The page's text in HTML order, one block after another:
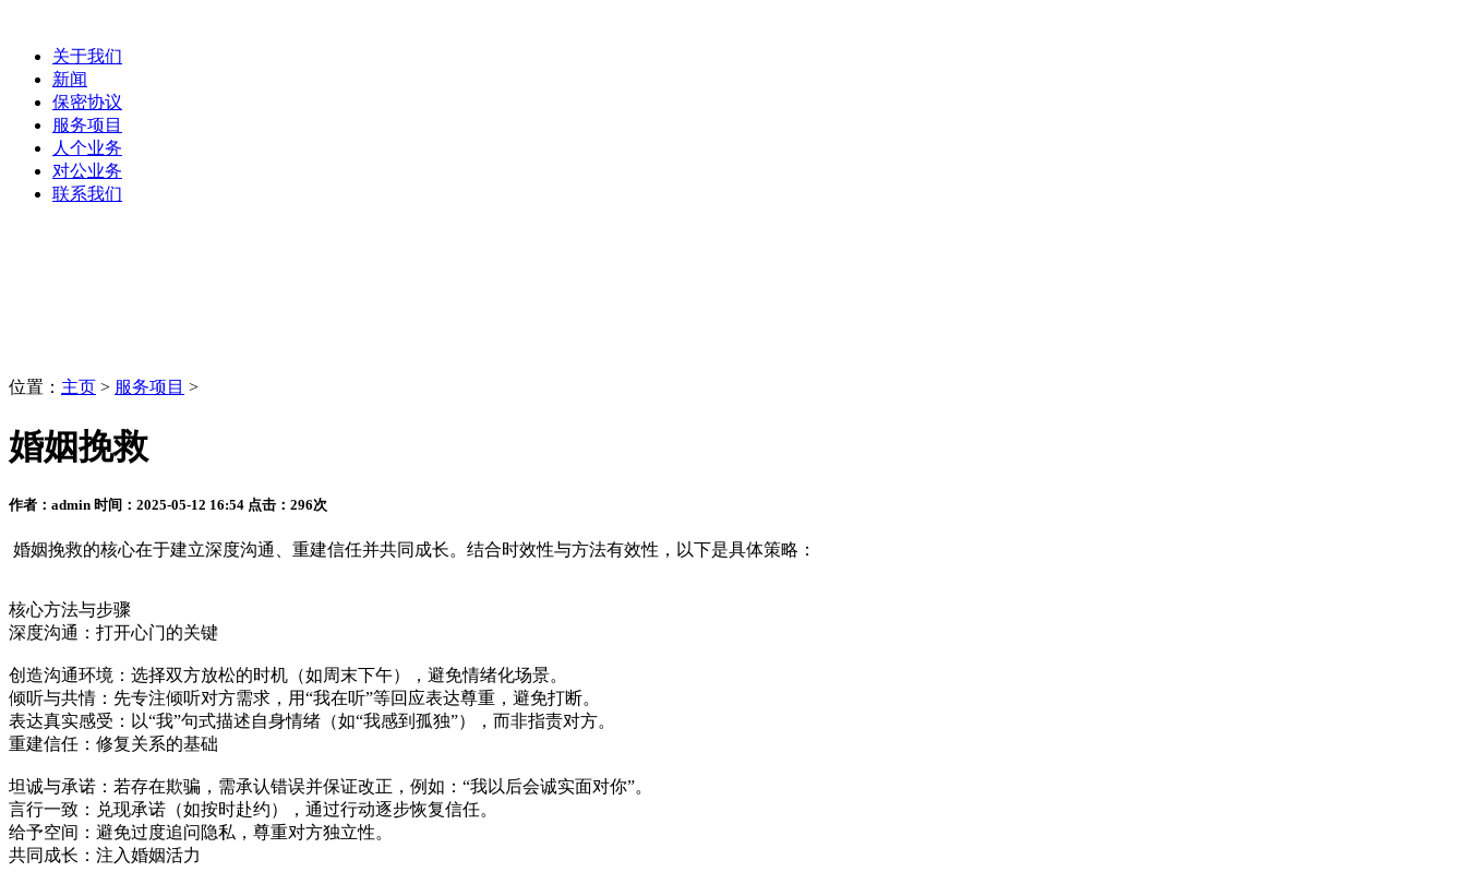
关于我们
新闻
保密协议
服务项目
人个业务
对公业务
联系我们
位置： 主页 > 服务项目 >
婚姻挽救
作者：admin 时间：2025-05-12 16:54 点击：296次
‌婚姻挽救的核心在于建立深度沟通、重建信任并共同成长‌。结合时效性与方法有效性，以下是具体策略：‌
核心方法与步骤
‌深度沟通：打开心门的关键‌
‌创造沟通环境‌：选择双方放松的时机（如周末下午），避免情绪化场景。
‌倾听与共情‌：先专注倾听对方需求，用“我在听”等回应表达尊重，避免打断。
‌表达真实感受‌：以“我”句式描述自身情绪（如“我感到孤独”），而非指责对方。
‌重建信任：修复关系的基础‌
‌坦诚与承诺‌：若存在欺骗，需承认错误并保证改正，例如：“我以后会诚实面对你”。
‌言行一致‌：兑现承诺（如按时赴约），通过行动逐步恢复信任。
‌给予空间‌：避免过度追问隐私，尊重对方独立性。
‌共同成长：注入婚姻活力‌